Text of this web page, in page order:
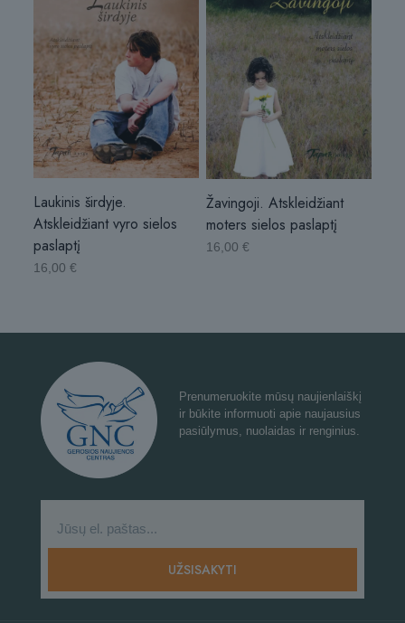
Laukinis širdyje.
Atskleidžiant vyro sielos
paslaptį
16,00 €
Žavingoji. Atskleidžiant
moters sielos paslaptį
16,00 €
Prenumeruokite mūsų naujienlaiškį
ir būkite informuoti apie naujausius
pasiūlymus, nuolaidas ir renginius.